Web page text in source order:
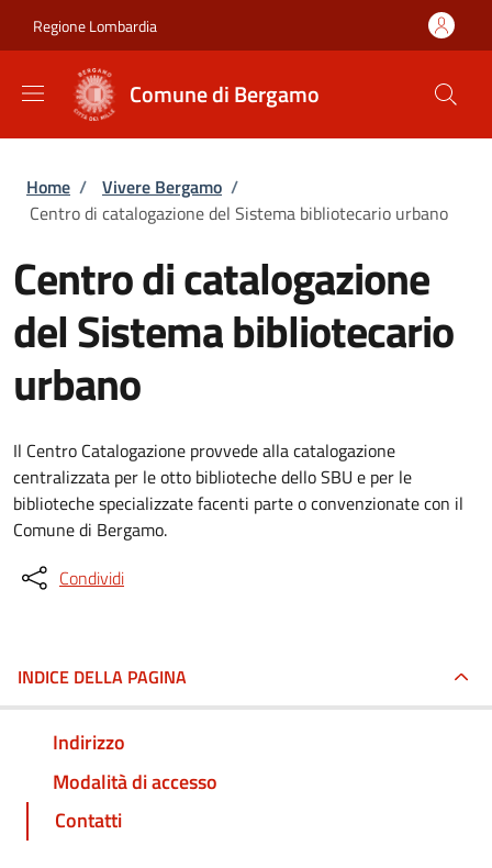
Regione Lombardia
Comune di Bergamo
Briciole di pane
Home / Vivere Bergamo /
Centro di catalogazione del Sistema bibliotecario urbano
Centro di catalogazione
del Sistema bibliotecario
urbano
Il Centro Catalogazione provvede alla catalogazione
centralizzata per le otto biblioteche dello SBU e per le
biblioteche specializzate facenti parte o convenzionate con il
Comune di Bergamo.
Condividi
INDICE DELLA PAGINA
Indirizzo
Modalità di accesso
Contatti